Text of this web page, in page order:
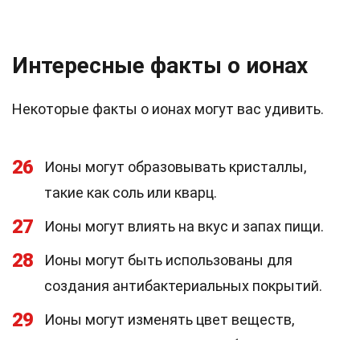
Интересные факты о ионах
Некоторые факты о ионах могут вас удивить.
26
Ионы могут образовывать кристаллы,
такие как соль или кварц.
27 Ионы могут влиять на вкус и запах пищи.
28
Ионы могут быть использованы для
создания антибактериальных покрытий.
29
Ионы могут изменять цвет веществ,